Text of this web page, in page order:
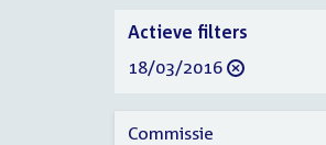
Verfijn
uw
resultaten
Actieve filters
verwijder
18/03/2016
Commissie